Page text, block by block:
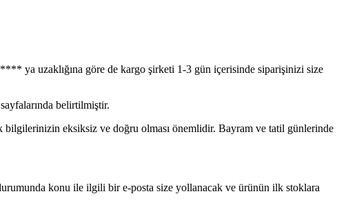
ya uzaklığına göre de kargo şirketi 1-3 gün içerisinde siparişinizi size
belirtilmiştir.
eksiksiz ve doğru olması önemlidir. Bayram ve tatil günlerinde
konu ile ilgili bir e-posta size yollanacak ve ürünün ilk stoklara